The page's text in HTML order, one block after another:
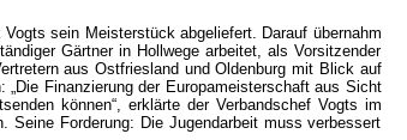
sein Meisterstück abgeliefert. Darauf übernahm
Gärtner in Hollwege arbeitet, als Vorsitzender
aus Ostfriesland und Oldenburg mit Blick auf
Finanzierung der Europameisterschaft aus Sicht
können“, erklärte der Verbandschef Vogts im
Seine Forderung: Die Jugendarbeit muss verbessert